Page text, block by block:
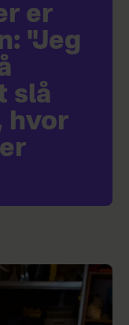
er
"Jeg
slå
hvor